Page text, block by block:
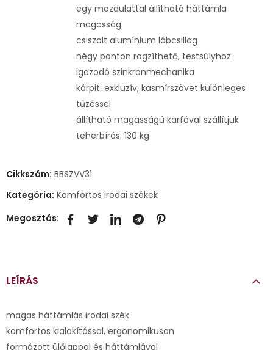
egy mozdulattal állítható háttámla
magasság
csiszolt alumínium lábcsillag
négy ponton rögzíthető, testsúlyhoz
igazodó szinkronmechanika
kárpit: exkluzív, kasmírszövet különleges
tűzéssel
állítható magasságú karfával szállítjuk
teherbírás: 130 kg
Cikkszám: BBSZVV31
Kategória: Komfortos irodai székek
Megosztás:
LEÍRÁS
magas háttámlás irodai szék
komfortos kialakítással, ergonomikusan
formázott ülőlappal és háttámlával